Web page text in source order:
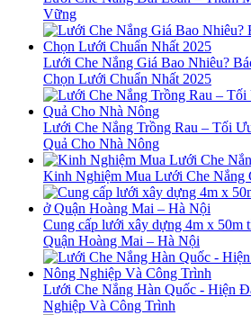
Vững
Lưới Che Nắng Giá Bao Nhiêu?
Chọn Lưới Chuẩn Nhất 2025
Lưới Che Nắng Trồng Rau – Tối
Quả Cho Nhà Nông
Kinh Nghiệm Mua Lưới Che Nắng
Cung cấp lưới xây dựng 4m x 50m
Quận Hoàng Mai – Hà Nội
Lưới Che Nắng Hàn Quốc - Hiện
Nghiệp Và Công Trình